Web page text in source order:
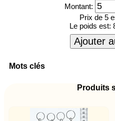
Montant:
Prix de 5
Le poids est:
Ajouter
Mots clés
Produits